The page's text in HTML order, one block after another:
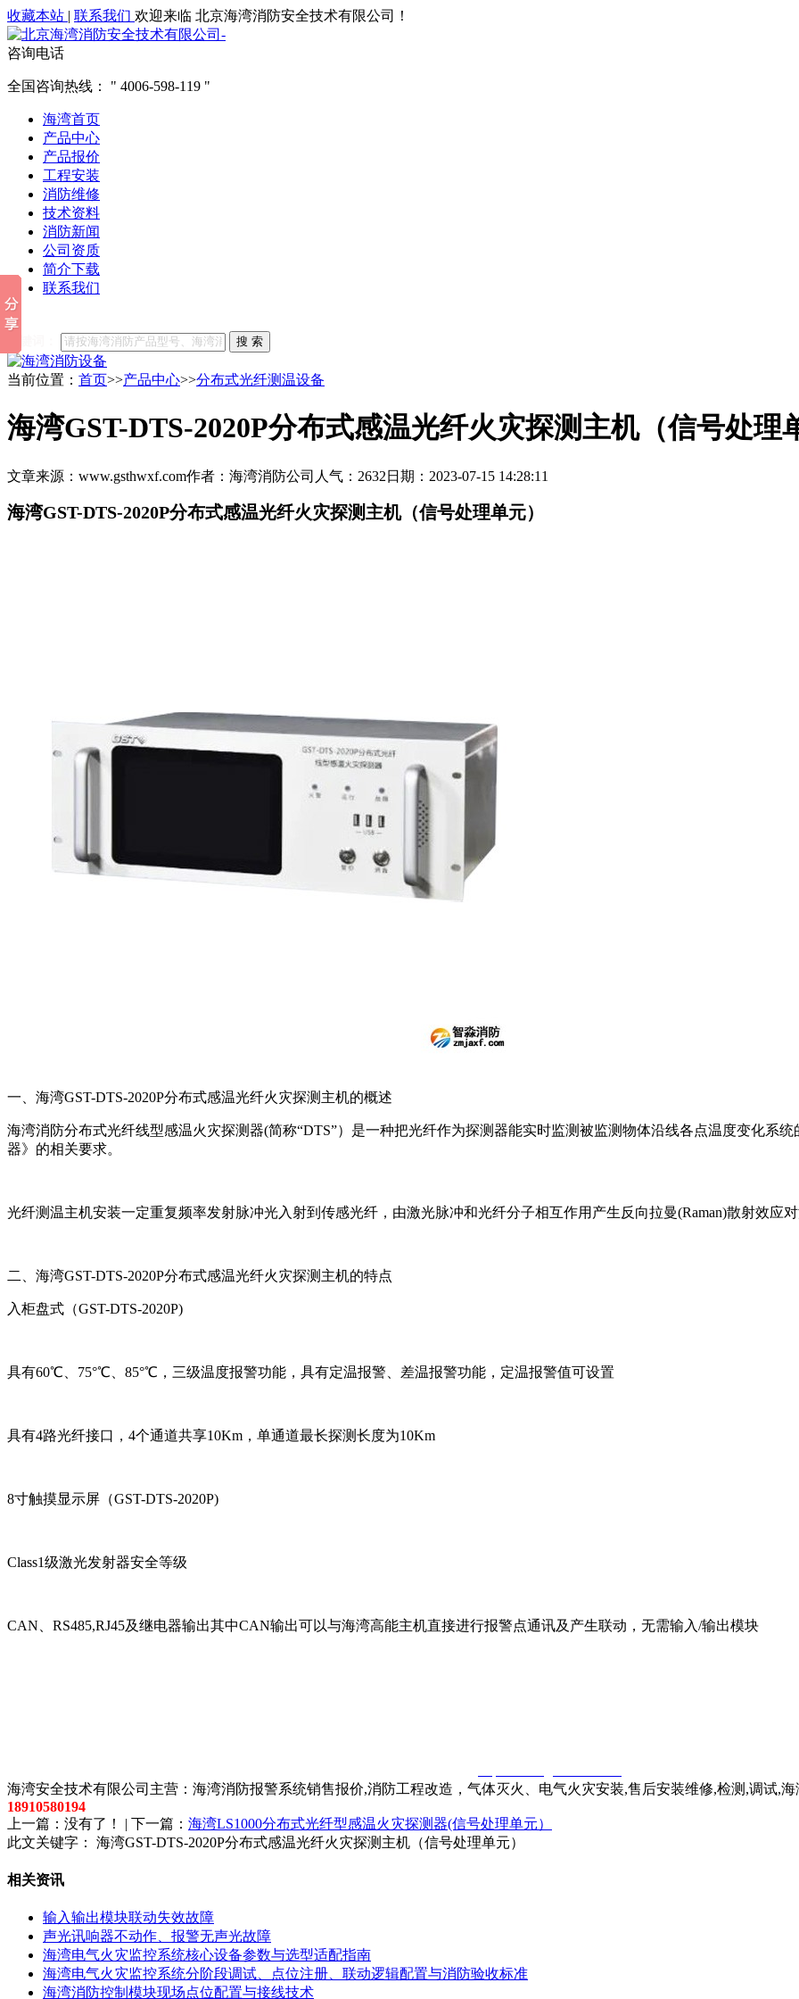
收藏本站 | 联系我们 欢迎来临 北京海湾消防安全技术有限公司！
咨询电话
全国咨询热线： 4006-598-119
海湾首页
产品中心
产品报价
工程安装
消防维修
技术资料
消防新闻
公司资质
简介下载
联系我们
他们都在搜索:
搜 索
当前位置： 首页>>产品中心>>分布式光纤测温设备
海湾GST-DTS-2020P分布式感温光纤火灾探测主机（信号处理
文章来源：www.gsthwxf.com作者：海湾消防公司 人气：2632 日期：2023-07-15 14:28:11
海湾GST-DTS-2020P分布式感温光纤火灾探测主机（信号处理单元）
一、海湾GST-DTS-2020P分布式感温光纤火灾探测主机的概述
海湾消防分布式光纤线型感温火灾探测器(简称“DTS”）是一种把光纤作为探测器能实时监测被监测物体沿线各点温度变化系
器》的相关要求。
光纤测温主机安装一定重复频率发射脉冲光入射到传感光纤，由激光脉冲和光纤分子相互作用产生反向拉曼(Raman)散射效应
二、海湾GST-DTS-2020P分布式感温光纤火灾探测主机的特点
入柜盘式（GST-DTS-2020P)
具有60℃、75°℃、85°℃，三级温度报警功能，具有定温报警、差温报警功能，定温报警值可设置
具有4路光纤接口，4个通道共享10Km，单通道最长探测长度为10Km
8寸触摸显示屏（GST-DTS-2020P)
Class1级激光发射器安全等级
CAN、RS485,RJ45及继电器输出其中CAN输出可以与海湾高能主机直接进行报警点通讯及产生联动，无需输入/输出模块
海湾安全技术有限公司主营：海湾消防报警系统销售报价,消防工程改造，气体灭火、电气火灾安装,售后安装维修,检测,调试,
18910580194
上一篇：没有了！ | 下一篇： 海湾LS1000分布式光纤型感温火灾探测器(信号处理单元）
此文关键字：
海湾GST-DTS-2020P分布式感温光纤火灾探测主机（信号处理单元）
相关资讯
输入输出模块联动失效故障
声光讯响器不动作、报警无声光故障
海湾电气火灾监控系统核心设备参数与选型适配指南
海湾电气火灾监控系统分阶段调试、点位注册、联动逻辑配置与消防验收标准
海湾消防控制模块现场点位配置与接线技术